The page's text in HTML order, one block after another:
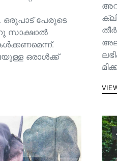
പേരുടെ
സാക്ഷാൽ
ഒരാൾക്ക്